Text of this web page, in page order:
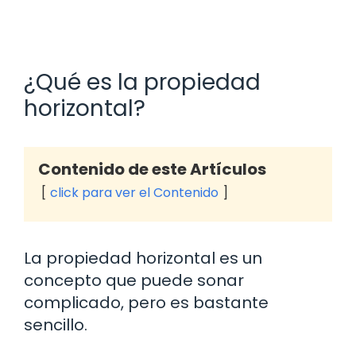
¿Qué es la propiedad
horizontal?
Contenido de este Artículos
click para ver el Contenido
La propiedad horizontal es un
concepto que puede sonar
complicado, pero es bastante
sencillo.